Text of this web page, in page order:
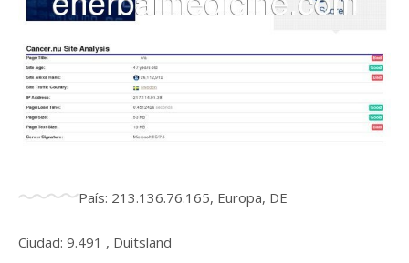
País: 213.136.76.165, Europa, DE
Ciudad: 9.491 , Duitsland